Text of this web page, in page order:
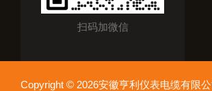
扫码加微信
Copyright © 2026安徽亨利仪表电缆有限